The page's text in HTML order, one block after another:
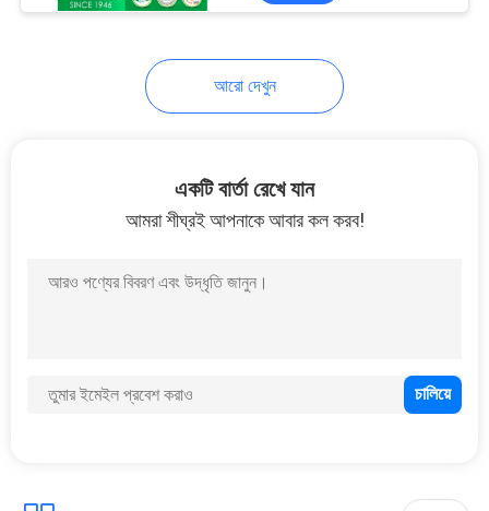
আরো দেখুন
একটি বার্তা রেখে যান
আমরা শীঘ্রই আপনাকে আবার কল করব!